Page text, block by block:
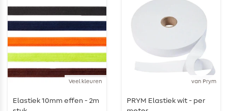
Veel kleuren
Elastiek 10mm effen - 2m
van Prym
PRYM Elastiek wit - per